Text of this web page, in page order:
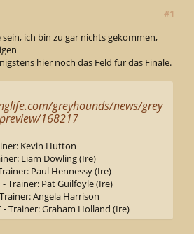
#1
ich bin zu gar nichts gekommen,
hier noch das Feld für das Finale.
greyhounds/news/grey
168217
Kevin Hutton
Liam Dowling (Ire)
Paul Hennessy (Ire)
- Trainer: Pat Guilfoyle (Ire)
Trainer: Angela Harrison
- Trainer: Graham Holland (Ire)